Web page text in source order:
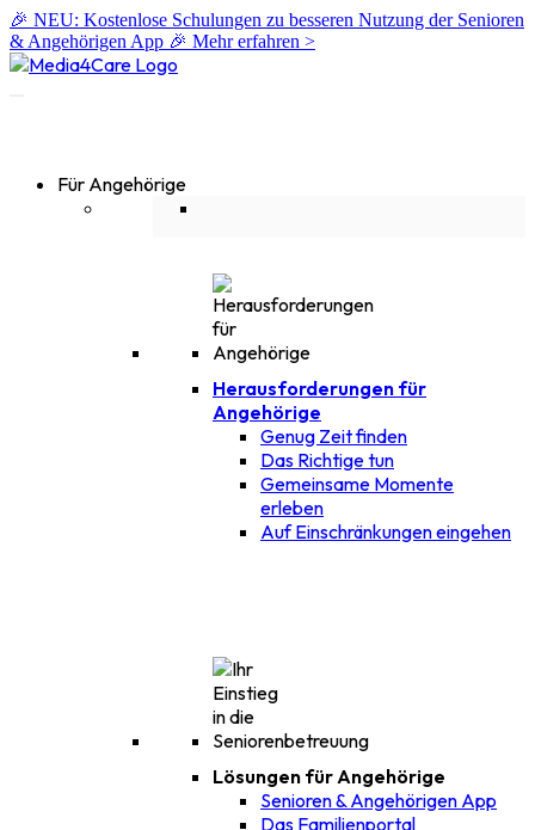
🎉 NEU: Kostenlose Schulungen zu besseren Nutzung der Senioren
& Angehörigen App 🎉 Mehr erfahren >
Für Angehörige
Herausforderungen für
Angehörige
Genug Zeit finden
Das Richtige tun
Gemeinsame Momente
erleben
Auf Einschränkungen eingehen
Lösungen für Angehörige
Senioren & Angehörigen App
Das Familienportal